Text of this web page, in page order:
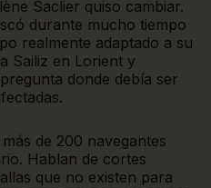
Saclier quiso cambiar.
durante mucho tiempo
realmente adaptado a su
Sailiz en Lorient y
donde debía ser
de 200 navegantes
Hablan de cortes
que no existen para